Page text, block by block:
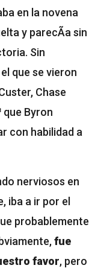
en la novena
y parecÃ­a sin
Sin
que se vieron
Chase
que Byron
con habilidad a
nerviosos en
iba a ir por el
probablemente
fue
favor, pero